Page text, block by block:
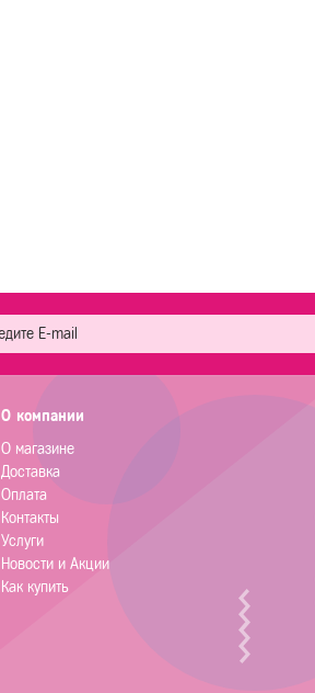
О компании
О магазине
Доставка
Оплата
Контакты
Услуги
Новости и Акции
Как купить